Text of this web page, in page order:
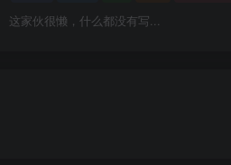
这家伙很懒，什么都没有写...